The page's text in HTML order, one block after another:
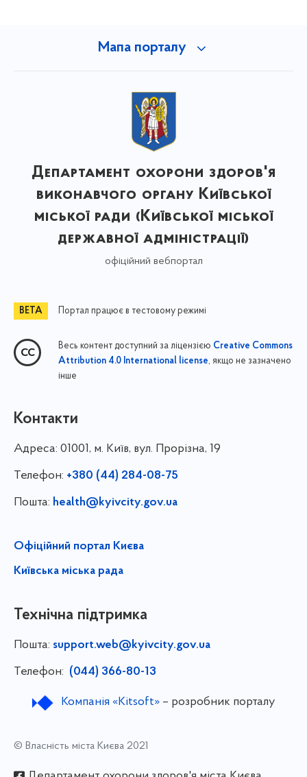
Мапа порталу
Департамент охорони здоров'я
виконавчого органу Київської
міської ради (Київської міської
державної адміністрації)
офіційний вебпортал
Портал працює в тестовому режимі
Весь контент доступний за ліцензією Creative Commons
Attribution 4.0 International license, якщо не зазначено
інше
Контакти
Адреса: 01001, м. Київ, вул. Прорізна, 19
Телефон: +380 (44) 284-08-75
Пошта: health@kyivcity.gov.ua
Офіційний портал Києва
Київська міська рада
Технічна підтримка
Пошта: support.web@kyivcity.gov.ua
Телефон: (044) 366-80-13
Компанія «Kitsoft»– розробник порталу
© Власність міста Києва 2021